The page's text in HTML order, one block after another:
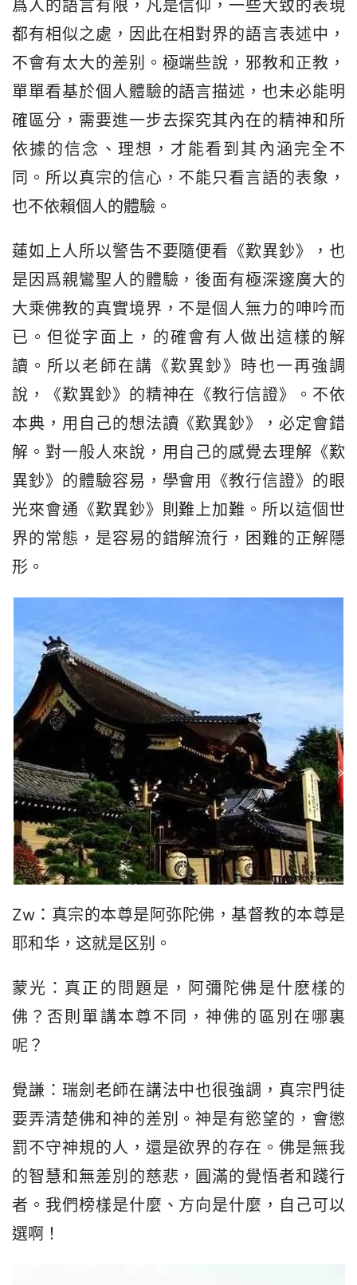
爲人的語言有限，凡是信仰，一些大致的表現
都有相似之處，因此在相對界的語言表述中，
不會有太大的差别。極端些說，邪教和正教，
單單看基於個人體驗的語言描述，也未必能明
確區分，需要進一步去探究其內在的精神和所
依據的信念、理想，才能看到其內涵完全不
同。所以真宗的信心，不能只看言語的表象，
也不依賴個人的體驗。
蓮如上人所以警告不要隨便看《歎異鈔》，也
是因爲親鸞聖人的體驗，後面有極深邃廣大的
大乘佛教的真實境界，不是個人無力的呻吟而
已。但從字面上，的確會有人做出這樣的解
讀。所以老師在講《歎異鈔》時也一再強調
說，《歎異鈔》的精神在《教行信證》。不依
本典，用自己的想法讀《歎異鈔》，必定會錯
解。對一般人來說，用自己的感覺去理解《歎
異鈔》的體驗容易，學會用《教行信證》的眼
光來會通《歎異鈔》則難上加難。所以這個世
界的常態，是容易的錯解流行，困難的正解隱
形。
Zw：真宗的本尊是阿弥陀佛，基督教的本尊是
耶和华，这就是区别。
蒙光：真正的問題是，阿彌陀佛是什麽樣的
佛？否則單講本尊不同，神佛的區別在哪裏
呢？
覺謙：瑞劍老師在講法中也很強調，真宗門徒
要弄清楚佛和神的差別。神是有慾望的，會懲
罰不守神規的人，還是欲界的存在。佛是無我
的智慧和無差別的慈悲，圓滿的覺悟者和踐行
者。我們榜樣是什麼、方向是什麼，自己可以
選啊！